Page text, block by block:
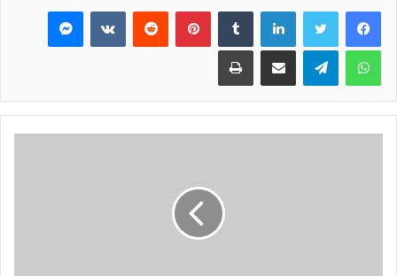
فيسبوك تويتر لينكدإن بينتيريست ماسنجر
واتساب تيلقرام مشاركة عبر البريد طباعة